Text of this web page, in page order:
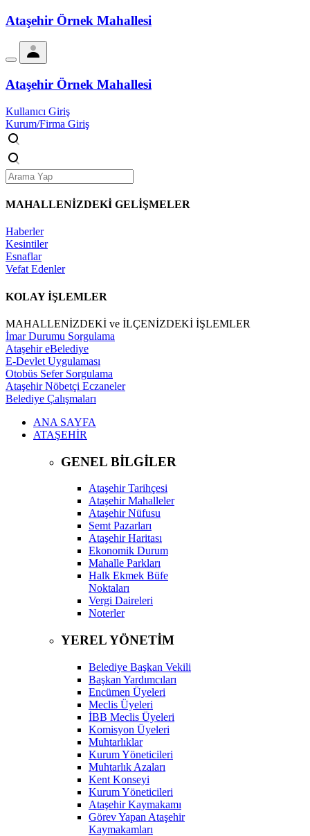
Ataşehir Örnek Mahallesi
Ataşehir Örnek Mahallesi
Kullanıcı Giriş
Kurum/Firma Giriş
MAHALLENİZDEKİ GELİŞMELER
Haberler
Kesintiler
Esnaflar
Vefat Edenler
KOLAY İŞLEMLER
MAHALLENİZDEKİ ve İLÇENİZDEKİ İŞLEMLER
İmar Durumu Sorgulama
Ataşehir eBelediye
E-Devlet Uygulaması
Otobüs Sefer Sorgulama
Ataşehir Nöbetçi Eczaneler
Belediye Çalışmaları
ANA SAYFA
ATAŞEHİR
GENEL BİLGİLER
Ataşehir Tarihçesi
Ataşehir Mahalleler
Ataşehir Nüfusu
Semt Pazarları
Ataşehir Haritası
Ekonomik Durum
Mahalle Parkları
Halk Ekmek Büfe
Noktaları
Vergi Daireleri
Noterler
YEREL YÖNETİM
Belediye Başkan Vekili
Başkan Yardımcıları
Encümen Üyeleri
Meclis Üyeleri
İBB Meclis Üyeleri
Komisyon Üyeleri
Muhtarlıklar
Kurum Yöneticileri
Muhtarlık Azaları
Kent Konseyi
Kurum Yöneticileri
Ataşehir Kaymakamı
Görev Yapan Ataşehir
Kaymakamları